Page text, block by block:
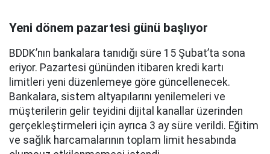
Yeni dönem pazartesi günü başlıyor
BDDK’nın bankalara tanıdığı süre 15 Şubat’ta sona
eriyor. Pazartesi gününden itibaren kredi kartı
limitleri yeni düzenlemeye göre güncellenecek.
Bankalara, sistem altyapılarını yenilemeleri ve
müşterilerin gelir teyidini dijital kanallar üzerinden
gerçekleştirmeleri için ayrıca 3 ay süre verildi. Eğitim
ve sağlık harcamalarının toplam limit hesabında